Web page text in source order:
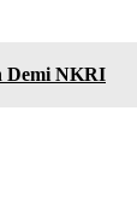
Demi NKRI